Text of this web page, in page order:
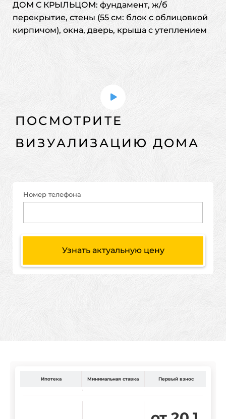
ДОМ С КРЫЛЬЦОМ: фундамент, ж/б
перекрытие, стены (55 см: блок с облицовкой
кирпичом), окна, дверь, крыша с утеплением
ПОСМОТРИТЕ
ВИЗУАЛИЗАЦИЮ ДОМА
Номер телефона
Узнать актуальную цену
Ипотека Минимальная ставка Первый взнос